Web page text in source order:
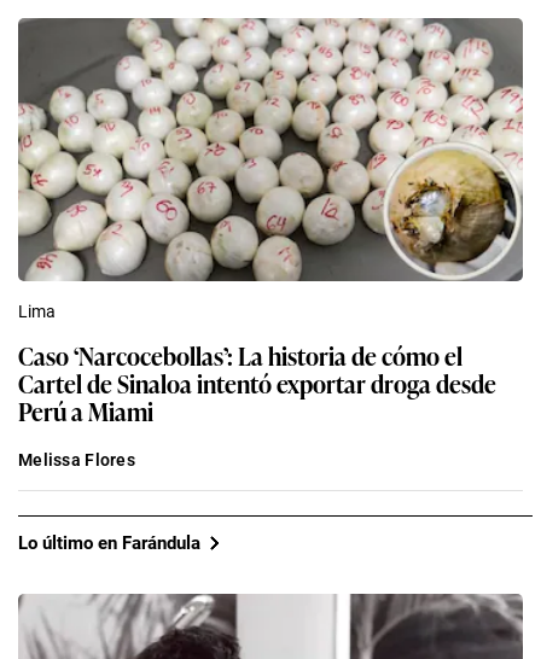
Lima
Caso ‘Narcocebollas’: La historia de cómo el
Cartel de Sinaloa intentó exportar droga desde
Perú a Miami
Melissa Flores
Lo último en Farándula